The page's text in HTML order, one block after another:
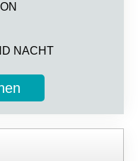
NACHT